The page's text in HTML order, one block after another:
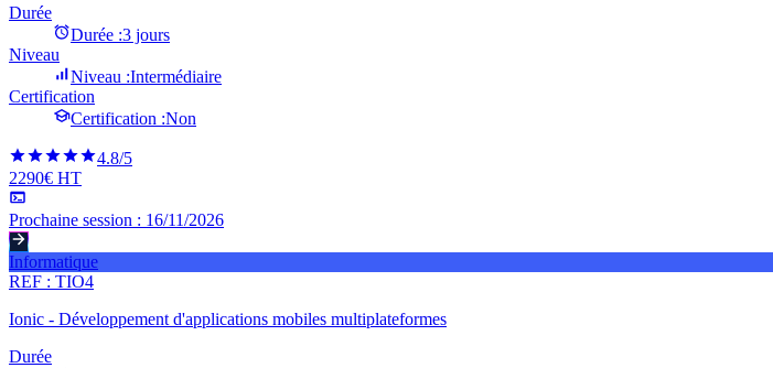
Durée
Durée :3 jours
Niveau
Niveau :Intermédiaire
Certification
Certification :Non
4.8/5
2290€ HT
Prochaine session : 16/11/2026
Informatique
REF : TIO4
Ionic - Développement d'applications mobiles multiplateformes
Durée